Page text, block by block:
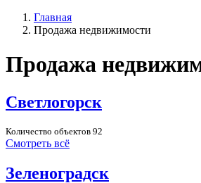
Главная
Продажа недвижимости
Продажа
Светлогорск
Количество объектов 92
Смотреть всё
Зеленоградск